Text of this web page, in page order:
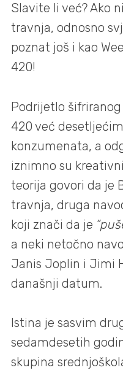
Slavite li već? Ako
travnja, odnosno
poznat još i kao
420!
Podrijetlo
420 već
konzumenata, a
iznimno su
teorija govori da je
travnja, druga
koji znači da je
a neki netočno
Janis Joplin i Jimi
današnji datum.
Istina je sasvim
sedamdesetih
skupina